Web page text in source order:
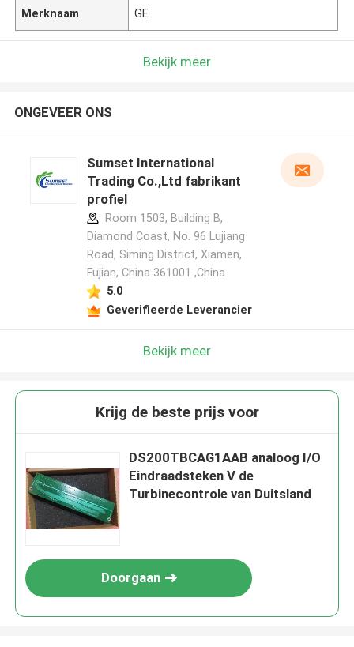
Merknaam GE
Bekijk meer
ONGEVEER ONS
Sumset International
Trading Co.,Ltd fabrikant
profiel
Room 1503, Building B,
Diamond Coast, No. 96 Lujiang
Road, Siming District, Xiamen,
Fujian, China 361001 ,China
5.0
Geverifieerde Leverancier
Bekijk meer
Krijg de beste prijs voor
DS200TBCAG1AAB analoog I/O
Eindraadsteken V de
Turbinecontrole van Duitsland
Doorgaan